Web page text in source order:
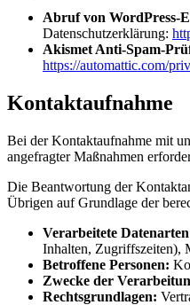
Abruf von WordPress-
Datenschutzerklärung:
Akismet Anti-Spam-
https://automattic.com/
Kontaktaufnahme
Bei der Kontaktaufnahme mit
angefragter Maßnahmen
Die Beantwortung der
Übrigen auf Grundlage der
Verarbeitete
Inhalten, Zugriffszeiten),
Betroffene Personen:
Zwecke der
Rechtsgrundlagen: